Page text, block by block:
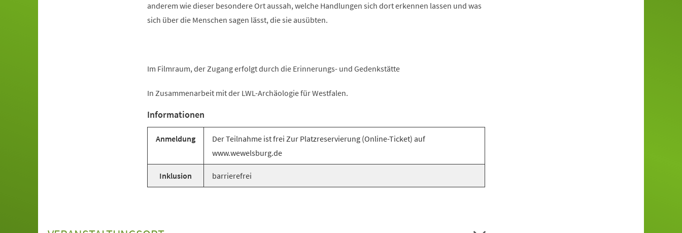
anderem wie dieser besondere Ort aussah, welche Handlungen sich dort erkennen lassen und was
sich über die Menschen sagen lässt, die sie ausübten.
Im Filmraum, der Zugang erfolgt durch die Erinnerungs- und Gedenkstätte
In Zusammenarbeit mit der LWL-Archäologie für Westfalen.
Informationen
Anmeldung
Der Teilnahme ist frei Zur Platzreservierung (Online-Ticket) auf
www.wewelsburg.de
Inklusion barrierefrei